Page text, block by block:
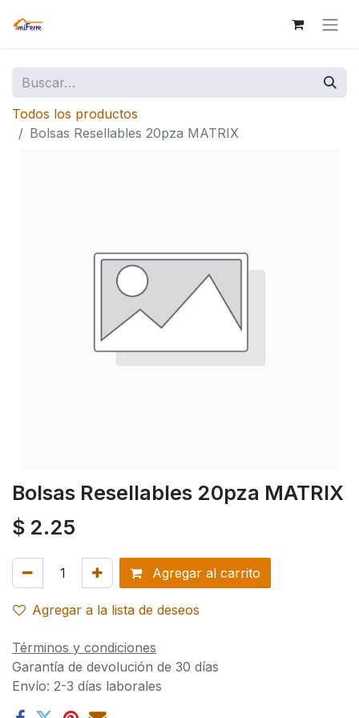
Todos los productos
Bolsas Resellables 20pza MATRIX
Bolsas Resellables 20pza MATRIX
$ 2.25
Agregar al carrito
Agregar a la lista de deseos
Términos y condiciones
Garantía de devolución de 30 días
Envío: 2-3 días laborales